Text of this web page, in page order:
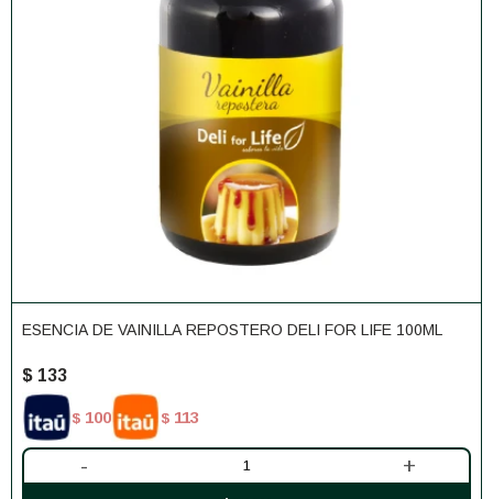
ESENCIA DE VAINILLA REPOSTERO DELI FOR LIFE 100ML
$ 133
$ 100 $ 113
- +